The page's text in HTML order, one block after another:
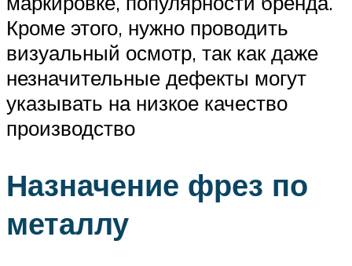
Кроме этого, нужно проводить
визуальный осмотр, так как даже
незначительные дефекты могут
указывать на низкое качество
производство
Назначение фрез по
металлу